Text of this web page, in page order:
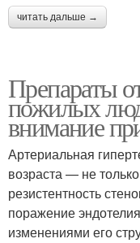
читать дальше →
Препараты
пожилых
внимание
Артериальная
возраста — не
резистентность
поражение
изменениями его